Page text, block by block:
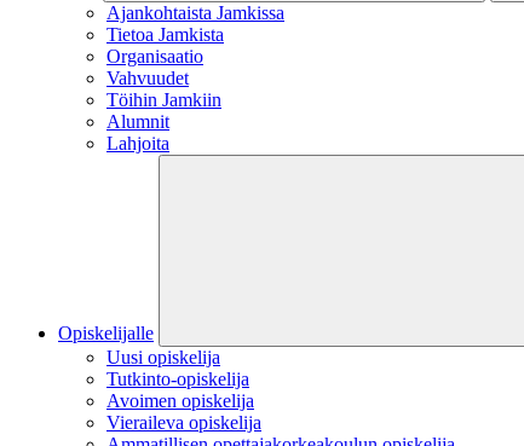
Ajankohtaista Jamkissa
Tietoa Jamkista
Organisaatio
Vahvuudet
Töihin Jamkiin
Alumnit
Lahjoita
Opiskelijalle
Uusi opiskelija
Tutkinto-opiskelija
Avoimen opiskelija
Vieraileva opiskelija